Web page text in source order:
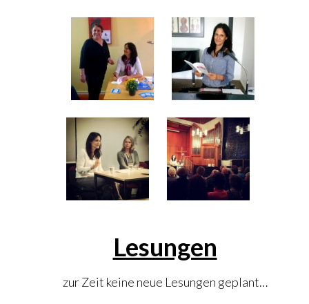
Lesungen
zur Zeit keine neue Lesungen geplant…